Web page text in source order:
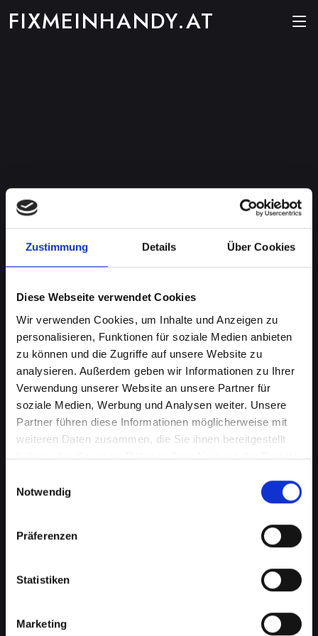
Zustimmung Details Über Cookies
Diese Webseite verwendet Cookies
Wir verwenden Cookies, um Inhalte und Anzeigen zu
personalisieren, Funktionen für soziale Medien anbieten
zu können und die Zugriffe auf unsere Website zu
analysieren. Außerdem geben wir Informationen zu Ihrer
Verwendung unserer Website an unsere Partner für
soziale Medien, Werbung und Analysen weiter. Unsere
Partner führen diese Informationen möglicherweise mit
weiteren Daten zusammen, die Sie ihnen bereitgestellt
haben oder die sie im Rahmen Ihrer Nutzung der Dienste
Notwendig
Präferenzen
Statistiken
Marketing
FIXMEINHANDY.AT
Wasserschaden am IPHONE-14-
PRO in Frankenmarkt? Wir
bieten schnelle Hilfe
Wasserschäden können Ihr IPHONE-14-PRO
verheerend beeinflussen. Feuchtigkeit kann
nicht nur die interne Elektronik beschädigen,
sondern auch Korrosion und Schimmel
verursachen, die mit der Zeit noch schlimmere